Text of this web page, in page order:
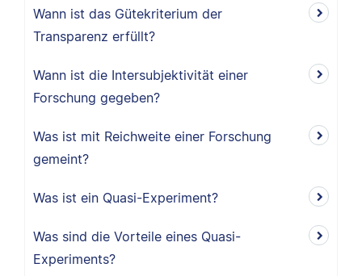
Wann ist das Gütekriterium der
Transparenz erfüllt?
Wann ist die Intersubjektivität einer
Forschung gegeben?
Was ist mit Reichweite einer Forschung
gemeint?
Was ist ein Quasi-Experiment?
Was sind die Vorteile eines Quasi-
Experiments?